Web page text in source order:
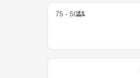
50 - 75